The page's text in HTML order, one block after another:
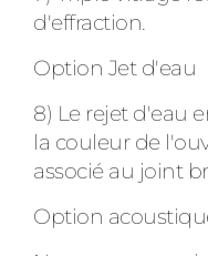
d'effraction.
Option Jet d'eau
8) Le rejet d'eau
la couleur de
associé au joint
Option